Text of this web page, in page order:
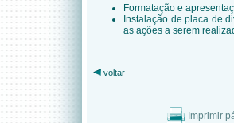
Formatação e
Instalação de placa de
as ações a serem
voltar
Imprimir